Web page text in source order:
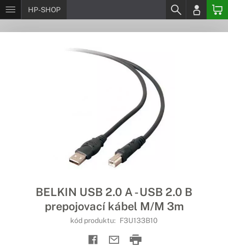
HP-SHOP
BELKIN USB 2.0 A - USB 2.0 B
prepojovací kábel M/M 3m
kód produktu: F3U133B10